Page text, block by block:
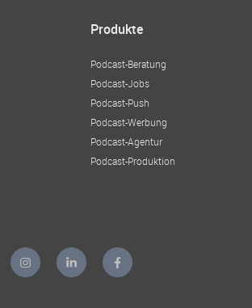
Produkte
Podcast-Beratung
Podcast-Jobs
Podcast-Push
Podcast-Werbung
Podcast-Agentur
Podcast-Produktion